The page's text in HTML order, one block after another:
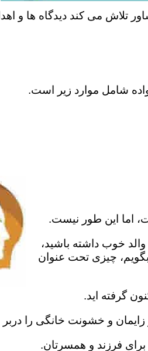
تلاش می کند دیدگاه ها و
شامل موارد زیر است.
اما این طور نیست.
خوب داشته باشید،
چیزی تحت عنوان
گرفته اید.
زایمان و خشونت خانگی را
برای فرزند و همسرتان.